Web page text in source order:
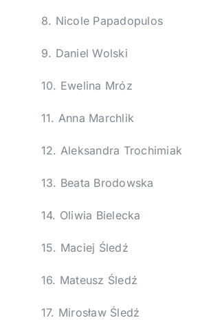
8. Nicole Papadopulos
9. Daniel Wolski
10. Ewelina Mróz
11. Anna Marchlik
12. Aleksandra Trochimiak
13. Beata Brodowska
14. Oliwia Bielecka
15. Maciej Śledź
16. Mateusz Śledź
17. Mirosław Śledź